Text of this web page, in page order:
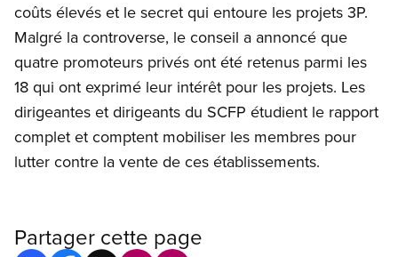
coûts élevés et le secret qui entoure les projets 3P.
Malgré la controverse, le conseil a annoncé que
quatre promoteurs privés ont été retenus parmi les
18 qui ont exprimé leur intérêt pour les projets. Les
dirigeantes et dirigeants du SCFP étudient le rapport
complet et comptent mobiliser les membres pour
lutter contre la vente de ces établissements.
Partager cette page